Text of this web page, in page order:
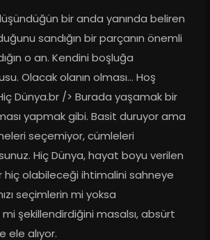
düşündüğün bir anda yanında beliren
sandığın bir parçanın önemli
o an. Kendini boşluğa
Olacak olanın olması... Hoş
Dünya.br /> Burada yaşamak bir
yapmak gibi. Basit duruyor ama
seçemiyor, cümleleri
Hiç Dünya, hayat boyu verilen
hiç olabileceği ihtimalini sahneye
seçimlerin mi yoksa
şekillendirdiğini masalsı, absürt
ele alıyor.